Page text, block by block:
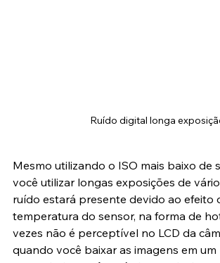
Mesmo utilizando o ISO mais baixo de
você utilizar longas exposições de
ruído estará presente devido ao efeito
temperatura do sensor, na forma de
vezes não é perceptível no LCD da